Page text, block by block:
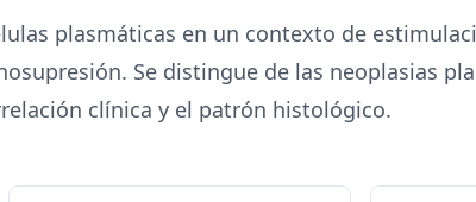
plasmáticas en un contexto de
Se distingue de las neoplasias
clínica y el patrón histológico.